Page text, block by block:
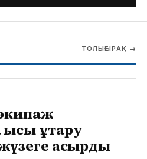
ТОЛЫҒЫРАҚ →
құтқару
асырды